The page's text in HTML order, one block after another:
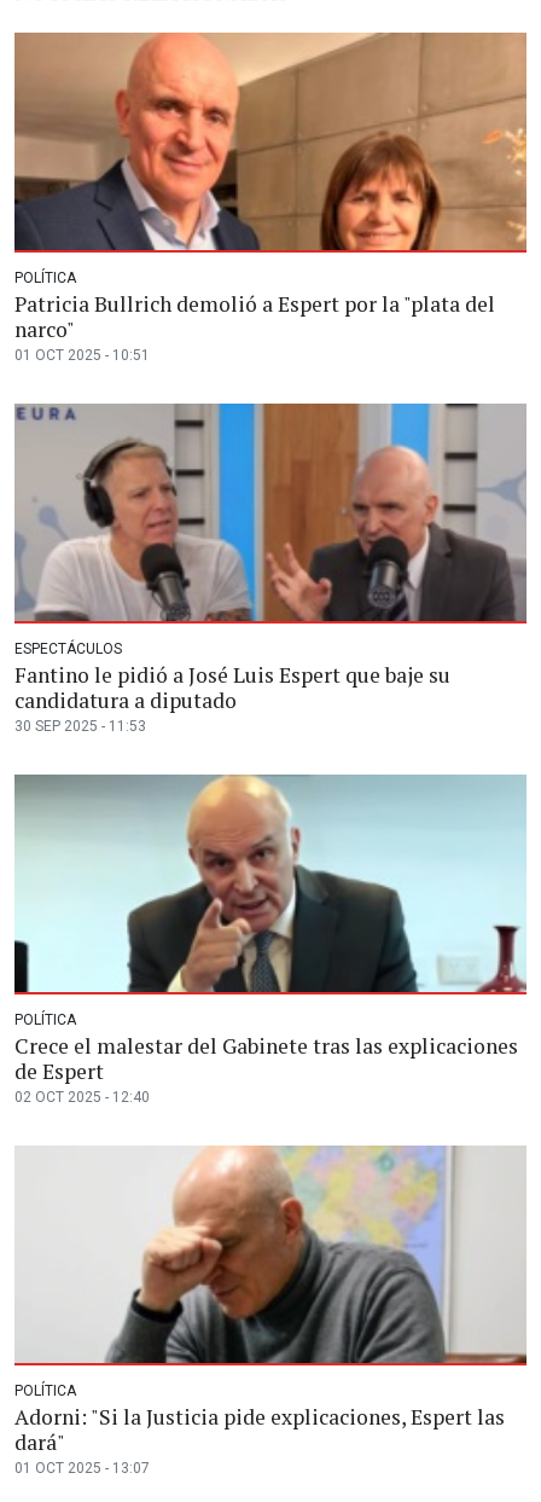
POLÍTICA
Patricia Bullrich demolió a Espert por la "plata del
narco"
01 OCT 2025 - 10:51
ESPECTÁCULOS
Fantino le pidió a José Luis Espert que baje su
candidatura a diputado
30 SEP 2025 - 11:53
POLÍTICA
Crece el malestar del Gabinete tras las explicaciones
de Espert
02 OCT 2025 - 12:40
POLÍTICA
Adorni: "Si la Justicia pide explicaciones, Espert las
dará"
01 OCT 2025 - 13:07